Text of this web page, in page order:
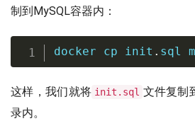
制到MySQL容器内：
docker cp init . sql
这样，我们就将 init.sql 文件复制
录内。